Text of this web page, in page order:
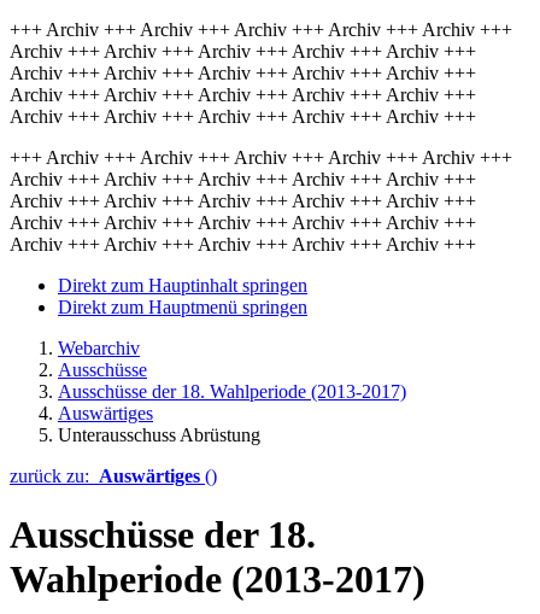
+++ Archiv +++ Archiv +++ Archiv +++ Archiv +++ Archiv +++
Archiv +++ Archiv +++ Archiv +++ Archiv +++ Archiv +++
Archiv +++ Archiv +++ Archiv +++ Archiv +++ Archiv +++
Archiv +++ Archiv +++ Archiv +++ Archiv +++ Archiv +++
Archiv +++ Archiv +++ Archiv +++ Archiv +++ Archiv +++
+++ Archiv +++ Archiv +++ Archiv +++ Archiv +++ Archiv +++
Archiv +++ Archiv +++ Archiv +++ Archiv +++ Archiv +++
Archiv +++ Archiv +++ Archiv +++ Archiv +++ Archiv +++
Archiv +++ Archiv +++ Archiv +++ Archiv +++ Archiv +++
Archiv +++ Archiv +++ Archiv +++ Archiv +++ Archiv +++
Direkt zum Hauptinhalt springen
Direkt zum Hauptmenü springen
Webarchiv
Ausschüsse
Ausschüsse der 18. Wahlperiode (2013-2017)
Auswärtiges
Unterausschuss Abrüstung
zurück zu: Auswärtiges ()
Ausschüsse der 18.
Wahlperiode (2013-2017)